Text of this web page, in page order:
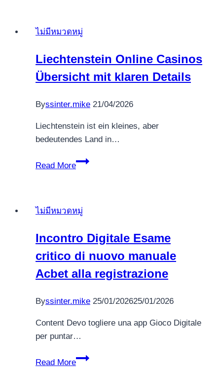
ไม่มีหมวดหมู่
Liechtenstein Online Casinos
Übersicht mit klaren Details
Byssinter.mike 21/04/2026
Liechtenstein ist ein kleines, aber
bedeutendes Land in…
Read More
Liechtenstein
mit
Details
ไม่มีหมวดหมู่
Incontro Digitale Esame
critico di nuovo manuale
Acbet alla registrazione
Byssinter.mike 25/01/202625/01/2026
Content Devo togliere una app Gioco Digitale
per puntar…
Read More
Incontro